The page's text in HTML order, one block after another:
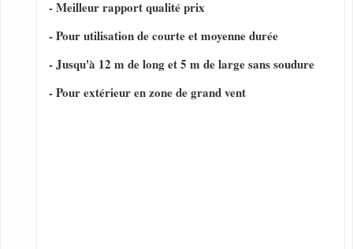
- Meilleur rapport qualité prix
- Pour utilisation de courte et moyenne durée
- Jusqu'à 12 m de long et 5 m de large sans soudure
- Pour extérieur en zone de grand vent